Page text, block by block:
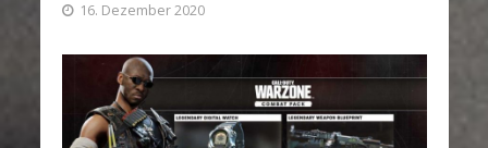
16. Dezember 2020